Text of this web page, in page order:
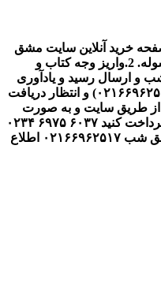
خرید آنلاین سایت مشق
2.واریز وجه کتاب و
و ارسال رسید و یادآوری
) و انتظار دریافت
از طریق سایت و به صورت
کنید ۶۰۳۷ ۶۹۷۵ ۰۲۳۴
شب ۰۲۱۶۶۹۶۲۵۱۷
اطلاع